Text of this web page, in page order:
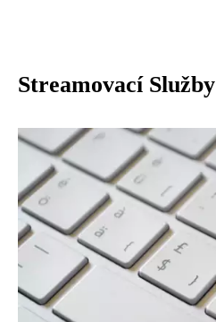
Streamovací Služby